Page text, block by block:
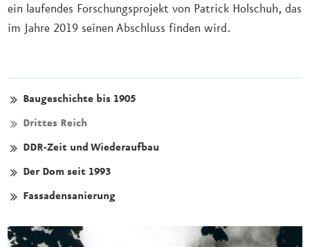
ein laufendes Forschungsprojekt von Patrick Holschuh, das
im Jahre 2019 seinen Abschluss finden wird.
Baugeschichte bis 1905
Drittes Reich
DDR-Zeit und Wiederaufbau
Der Dom seit 1993
Fassadensanierung